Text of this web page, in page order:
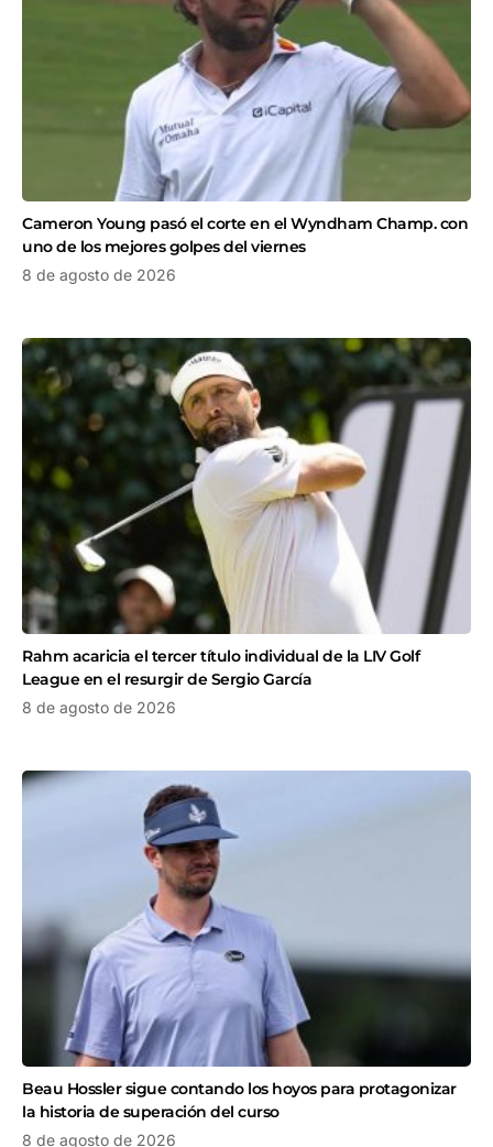
Cameron Young pasó el corte en el Wyndham Champ. con
uno de los mejores golpes del viernes
8 de agosto de 2026
Rahm acaricia el tercer título individual de la LIV Golf
League en el resurgir de Sergio García
8 de agosto de 2026
Beau Hossler sigue contando los hoyos para protagonizar
la historia de superación del curso
8 de agosto de 2026